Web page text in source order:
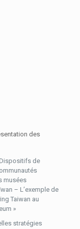
des
de
musées
– L’exemple de
Taiwan au
»
stratégies